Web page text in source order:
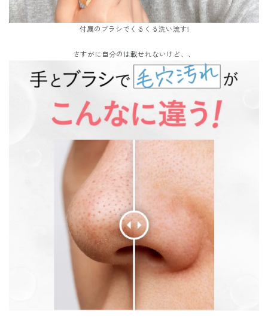
付属のブラシでくるくる洗い流す❕
さすがに自分のは載せれないけど、、